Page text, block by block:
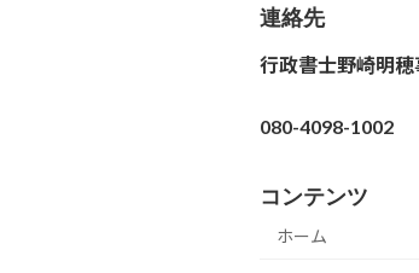
連絡先
行政書士野崎明
080-4098-1002
コンテンツ
ホーム